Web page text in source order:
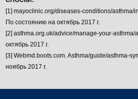
[1] mayoclinic.org/diseases-conditions/asthma/
По состоянию на октябрь 2017 г.
[2] asthma.org.uk/advice/manage-your-
октябрь 2017 г.
[3] Webmd.boots.com. Asthma/guide/asthma-
ноябрь 2017 г.